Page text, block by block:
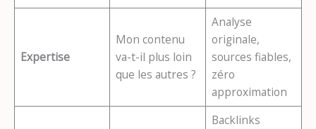
Expertise
Mon contenu
va-t-il plus loin
que les autres ?
Analyse
originale,
sources fiables,
zéro
approximation
Backlinks